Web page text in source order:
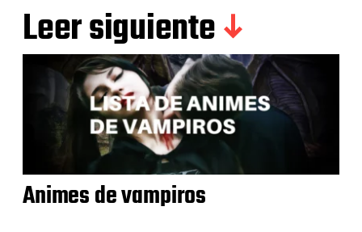
Leer siguiente
Animes de vampiros